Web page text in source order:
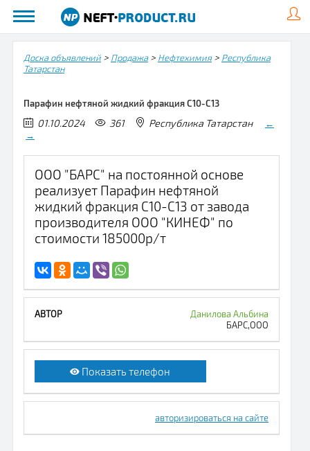
Доска объявлений> Продажа> Нефтехимия> Республика
Татарстан
Парафин нефтяной жидкий фракция С10-С13
01.10.2024 361 Республика Татарстан
←
→
ООО "БАРС" на постоянной основе
реализует Парафин нефтяной
жидкий фракция С10-С13 от завода
производителя ООО "КИНЕФ" по
стоимости 185000р/т
Данилова Альбина
БАРС,ООО
Показать телефон
авторизироваться на сайте